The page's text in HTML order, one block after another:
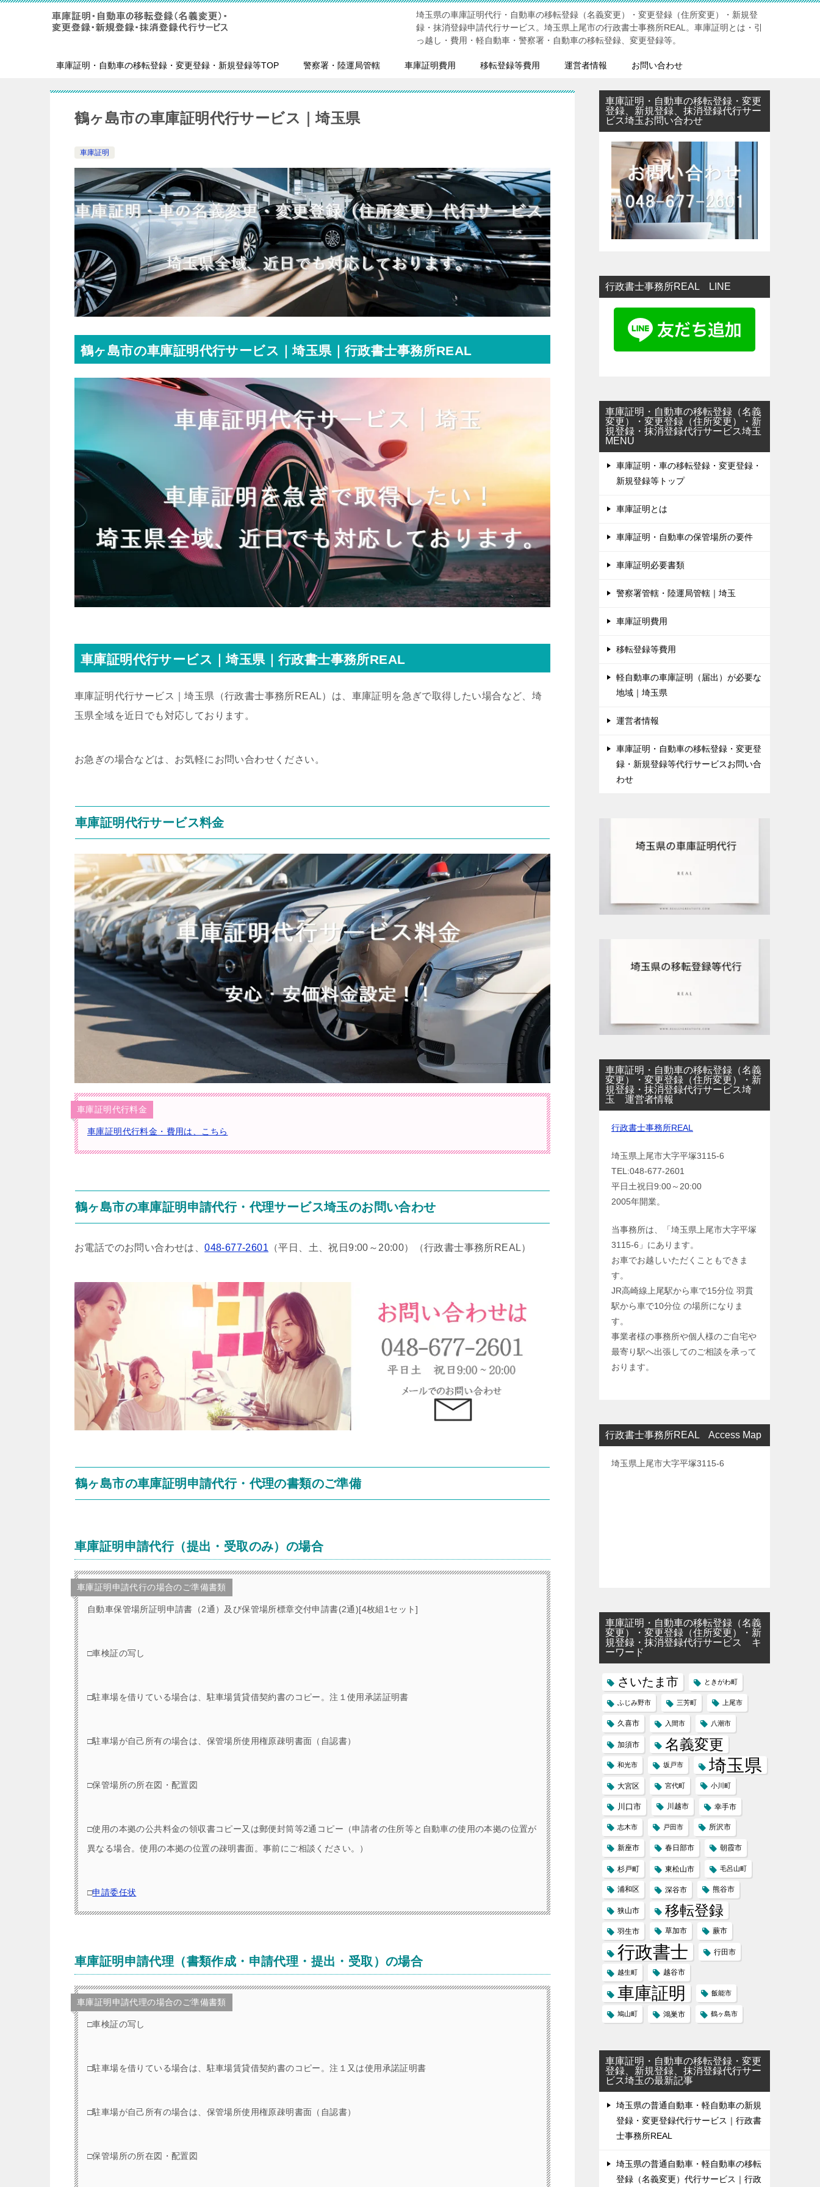
埼玉県の車庫証明代行・自動車の移転登録（名義変更）・変更登録（住所変更）・新規登
録・抹消登録申請代行サービス。埼玉県上尾市の行政書士事務所REAL。車庫証明とは・引
っ越し・費用・軽自動車・警察署・自動車の移転登録、変更登録等。
車庫証明・自動車の移転登録・変更登録・新規登録等TOP 警察署・陸運局管轄 車庫証明費用 移転登録等費用 運営者情報 お問い合わせ
鶴ヶ島市の車庫証明代行サービス｜埼玉県
車庫証明
鶴ヶ島市の車庫証明代行サービス｜埼玉県｜行政書士事務所REAL
車庫証明代行サービス｜埼玉県｜行政書士事務所REAL
車庫証明代行サービス｜埼玉県 （行政書士事務所REAL） は、車庫証明を急ぎで取得したい場合など、埼
玉県全域を近日でも対応しております。
お急ぎの場合などは、お気軽にお問い合わせください。
車庫証明代行サービス料金
車庫証明代行料金
車庫証明代行料金・費用は、こちら
鶴ヶ島市の車庫証明申請代行・代理サービス埼玉のお問い合わせ
お電話でのお問い合わせは、048-677-2601 （平日、土、祝日9:00～20:00） （行政書士事務所REAL）
鶴ヶ島市の車庫証明申請代行・代理の書類のご準備
車庫証明申請代行（提出・受取のみ）の場合
車庫証明申請代行の場合のご準備書類
自動車保管場所証明申請書（2通）及び保管場所標章交付申請書(2通)[4枚組1セット]
□車検証の写し
□駐車場を借りている場合は、駐車場賃貸借契約書のコピー。注１使用承諾証明書
□駐車場が自己所有の場合は、保管場所使用権原疎明書面（自認書）
□保管場所の所在図・配置図
□使用の本拠の公共料金の領収書コピー又は郵便封筒等2通コピー（申請者の住所等と自動車の使用の本拠の位置が
異なる場合。使用の本拠の位置の疎明書面。事前にご相談ください。）
□申請委任状
車庫証明申請代理（書類作成・申請代理・提出・受取）の場合
車庫証明申請代理の場合のご準備書類
□車検証の写し
□駐車場を借りている場合は、駐車場賃貸借契約書のコピー。注１又は使用承諾証明書
□駐車場が自己所有の場合は、保管場所使用権原疎明書面（自認書）
□保管場所の所在図・配置図
車庫証明・自動車の移転登録・変更
登録、新規登録、抹消登録代行サー
ビス埼玉お問い合わせ
行政書士事務所REAL LINE
車庫証明・自動車の移転登録（名義
変更）・変更登録（住所変更）・新
規登録・抹消登録代行サービス埼玉
MENU
車庫証明・車の移転登録・変更登録・
新規登録等トップ
車庫証明とは
車庫証明・自動車の保管場所の要件
車庫証明必要書類
警察署管轄・陸運局管轄｜埼玉
車庫証明費用
移転登録等費用
軽自動車の車庫証明（届出）が必要な
地域｜埼玉県
運営者情報
車庫証明・自動車の移転登録・変更登
録・新規登録等代行サービスお問い合
わせ
車庫証明・自動車の移転登録（名義
変更）・変更登録（住所変更）・新
規登録・抹消登録代行サービス埼
玉 運営者情報
行政書士事務所REAL
埼玉県上尾市大字平塚3115-6
TEL:048-677-2601
平日土祝日9:00～20:00
2005年開業。
当事務所は、「埼玉県上尾市大字平塚
3115-6」にあります。
お車でお越しいただくこともできま
す。
JR高崎線上尾駅から車で15分位 羽貫
駅から車で10分位 の場所になりま
す。
事業者様の事務所や個人様のご自宅や
最寄り駅へ出張してのご相談を承って
おります。
行政書士事務所REAL Access Map
埼玉県上尾市大字平塚3115-6
車庫証明・自動車の移転登録（名義
変更）・変更登録（住所変更）・新
規登録・抹消登録代行サービス キ
ーワード
さいたま市 ときがわ町
ふじみ野市 三芳町 上尾市
久喜市 入間市 八潮市
加須市 名義変更
和光市 坂戸市 埼玉県
大宮区 宮代町 小川町
川口市 川越市 幸手市
志木市 戸田市 所沢市
新座市 春日部市 朝霞市
杉戸町 東松山市 毛呂山町
浦和区 深谷市 熊谷市
狭山市 移転登録
羽生市 草加市 蕨市
行政書士 行田市
越生町 越谷市
車庫証明 飯能市
鳩山町 鴻巣市 鶴ヶ島市
車庫証明・自動車の移転登録・変更
登録、新規登録、抹消登録代行サー
ビス埼玉の最新記事
埼玉県の普通自動車・軽自動車の新規
登録・変更登録代行サービス｜行政書
士事務所REAL
埼玉県の普通自動車・軽自動車の移転
登録（名義変更）代行サービス｜行政